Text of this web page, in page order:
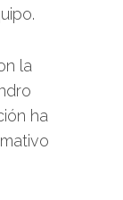
la
ha